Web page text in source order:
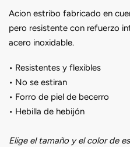
Acion estribo fabricado en
pero resistente con refuerzo
acero inoxidable.
• Resistentes y flexibles
• No se estiran
• Forro de piel de becerro
• Hebilla de hebijón
Elige el tamaño y el color de